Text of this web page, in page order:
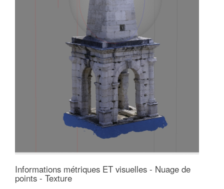
Informations métriques ET visuelles - Nuage de
points - Texture